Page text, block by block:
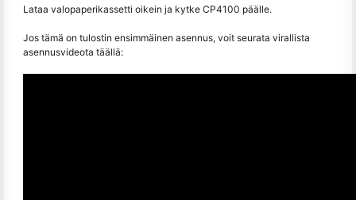
Lataa valopaperikassetti oikein ja kytke CP4100 päälle.
Jos tämä on tulostin ensimmäinen asennus, voit seurata virallista
asennusvideota täällä: